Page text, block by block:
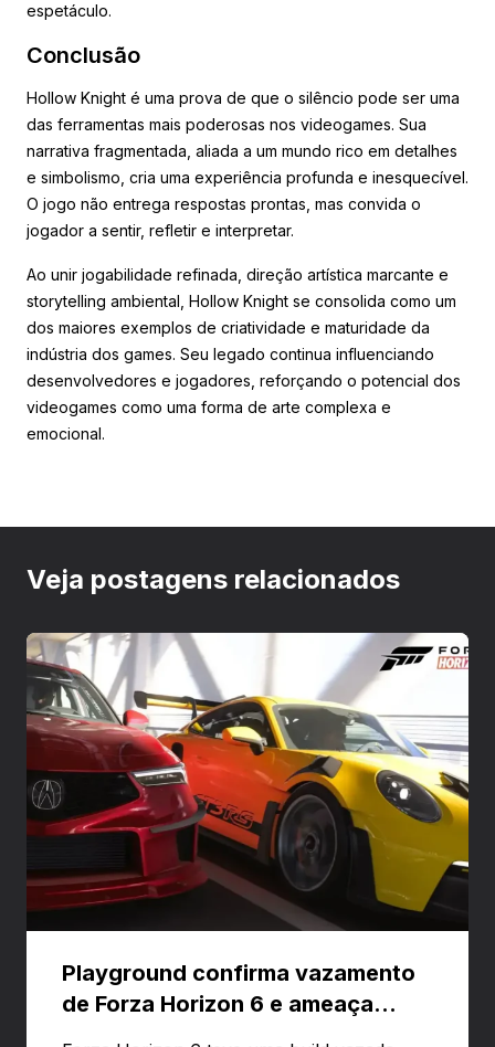
espetáculo.
Conclusão
Hollow Knight é uma prova de que o silêncio pode ser uma
das ferramentas mais poderosas nos videogames. Sua
narrativa fragmentada, aliada a um mundo rico em detalhes
e simbolismo, cria uma experiência profunda e inesquecível.
O jogo não entrega respostas prontas, mas convida o
jogador a sentir, refletir e interpretar.
Ao unir jogabilidade refinada, direção artística marcante e
storytelling ambiental, Hollow Knight se consolida como um
dos maiores exemplos de criatividade e maturidade da
indústria dos games. Seu legado continua influenciando
desenvolvedores e jogadores, reforçando o potencial dos
videogames como uma forma de arte complexa e
emocional.
Veja postagens relacionados
Playground confirma vazamento
de Forza Horizon 6 e ameaça